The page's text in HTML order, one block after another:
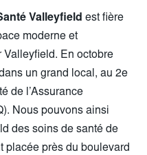
Valleyfield est fière
moderne et
Valleyfield. En octobre
un grand local, au 2e
de l’Assurance
Nous pouvons ainsi
des soins de santé de
placée près du boulevard